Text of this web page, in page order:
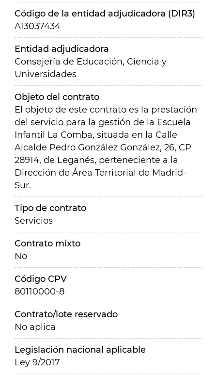
Código de la entidad adjudicadora (DIR3)
A13037434
Entidad adjudicadora
Consejería de Educación, Ciencia y
Universidades
Objeto del contrato
El objeto de este contrato es la prestación
del servicio para la gestión de la Escuela
Infantil La Comba, situada en la Calle
Alcalde Pedro González González, 26, CP
28914, de Leganés, perteneciente a la
Dirección de Área Territorial de Madrid-
Sur.
Tipo de contrato
Servicios
Contrato mixto
No
Código CPV
80110000-8
Contrato/lote reservado
No aplica
Legislación nacional aplicable
Ley 9/2017